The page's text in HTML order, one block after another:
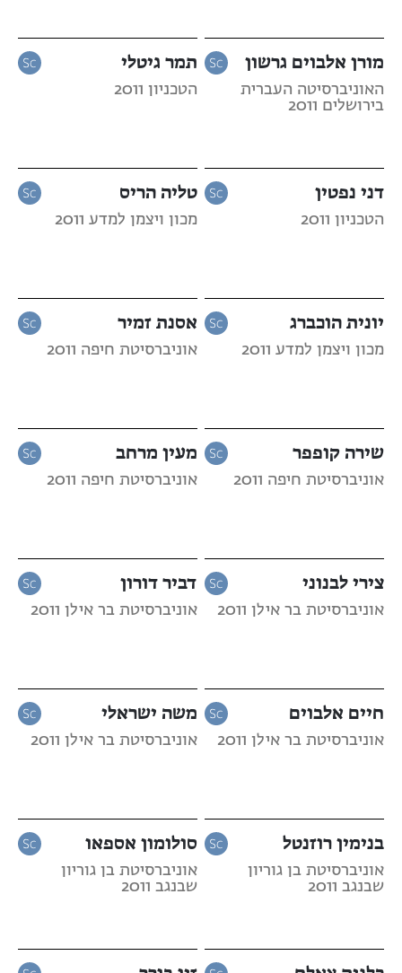
מורן אלבוים גרשון
האוניברסיטה העברית
בירושלים 2011
תמר גיטלי
הטכניון 2011
דני נפטין
הטכניון 2011
טליה הריס
מכון ויצמן למדע 2011
יונית הוכברג
מכון ויצמן למדע 2011
אסנת זמיר
אוניברסיטת חיפה 2011
שירה קופפר
אוניברסיטת חיפה 2011
מעין מרחב
אוניברסיטת חיפה 2011
צירי לבנוני
אוניברסיטת בר אילן 2011
דביר דורון
אוניברסיטת בר אילן 2011
חיים אלבוים
אוניברסיטת בר אילן 2011
משה ישראלי
אוניברסיטת בר אילן 2011
בנימין רוזנטל
אוניברסיטת בן גוריון
שבנגב 2011
סולומון אספאו
אוניברסיטת בן גוריון
שבנגב 2011